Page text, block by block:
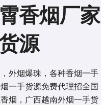
香烟厂家
源
外烟爆珠，各种香烟一手
一手货源免费代理招全国
烟，广西越南外烟一手货